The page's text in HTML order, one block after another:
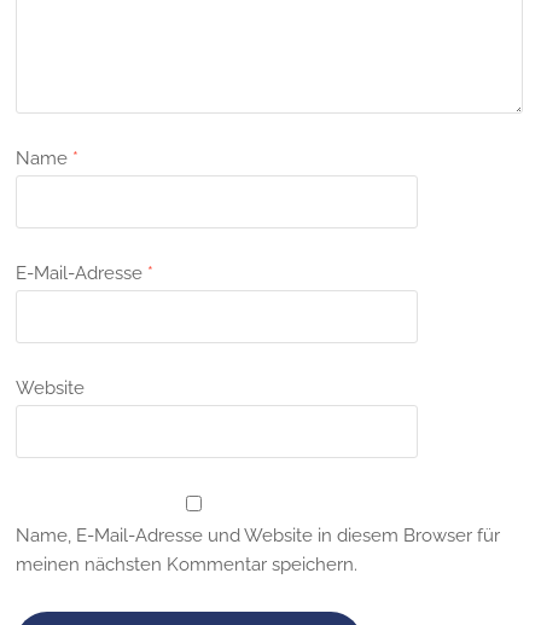
Name *
E-Mail-Adresse *
Website
Name, E-Mail-Adresse und Website in diesem Browser für
meinen nächsten Kommentar speichern.